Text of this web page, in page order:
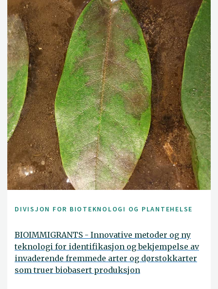
DIVISJON FOR BIOTEKNOLOGI OG PLANTEHELSE
BIOIMMIGRANTS - Innovative metoder og ny
teknologi for identifikasjon og bekjempelse av
invaderende fremmede arter og dørstokkarter
som truer biobasert produksjon